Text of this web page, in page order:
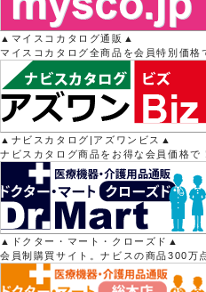
▲マイスコカタログ通販▲
マイスコカタログ全商品を会員特別価格
▲ナビスカタログ|アズワンビス▲
ナビスカタログ商品をお得な会員価格で
▲ドクター・マート・クローズド▲
会員制購買サイト。ナビスの商品300万